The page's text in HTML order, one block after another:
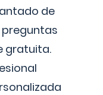
de
preguntas
gratuita.